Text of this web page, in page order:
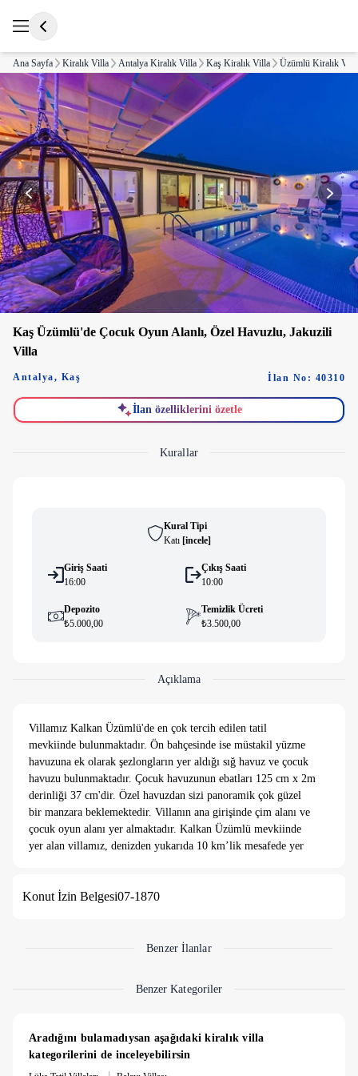
Ana Sayfa Kiralık Villa Antalya Kiralık Villa Kaş Kiralık Villa Üzümlü Kiralık Villa
Kaş Üzümlü'de Çocuk Oyun Alanlı, Özel Havuzlu, Jakuzili
Villa
Antalya, Kaş İlan No: 40310
İlan özelliklerini özetle
Kurallar
Kural Tipi
Katı [i̇ncele]
Giriş Saati
16:00
Çıkış Saati
10:00
Depozito
₺5.000,00
Temizlik Ücreti
₺3.500,00
Açıklama
Villamız Kalkan Üzümlü'de en çok tercih edilen tatil
mevkiinde bulunmaktadır. Ön bahçesinde ise müstakil yüzme
havuzuna ek olarak şezlongların yer aldığı sığ havuz ve çocuk
havuzu bulunmaktadır. Çocuk havuzunun ebatları 125 cm x 2m
derinliği 37 cm'dir. Özel havuzdan sizi panoramik çok güzel
bir manzara beklemektedir. Villanın ana girişinde çim alanı ve
çocuk oyun alanı yer almaktadır. Kalkan Üzümlü mevkiinde
yer alan villamız, denizden yukarıda 10 km’lik mesafede yer
olmasıdır. Üzümlü bölgesinin yüksek konumda bulunmasıyla
dinleyebilme fırsatı bulabileceksiniz. Şehrin gürültüsünden ve
toplam 2 adet yatak odası yer almaktadır. 4 kişi kapasiteli
almaktadır. Değişen renklerdeki led sistemi ile hem havuzun
rengi hem de evin aydınlatmasındaki renkler çok güzel bir
ortam sağlamaktadır. Memnuniyet garantili bu özel evimiz
Konut İzin Belgesi07-1870
Benzer İlanlar
Benzer Kategoriler
Aradığını bulamadıysan aşağıdaki kiralık villa
kategorilerini de inceleyebilirsin